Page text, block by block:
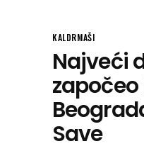
KALDRMAŠI
Najveći
Save